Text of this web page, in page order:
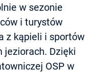
w sezonie
i turystów
z kąpieli i sportów
jeziorach. Dzięki
OSP w